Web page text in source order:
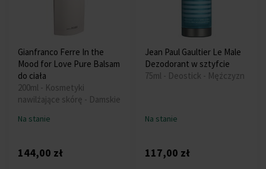
Gianfranco Ferre In the
Mood for Love Pure Balsam
do ciała
200ml - Kosmetyki
nawilżające skórę - Damskie
Na stanie
144,00 zł
Jean Paul Gaultier Le Male
Dezodorant w sztyfcie
75ml - Deostick - Mężczyzn
Na stanie
117,00 zł